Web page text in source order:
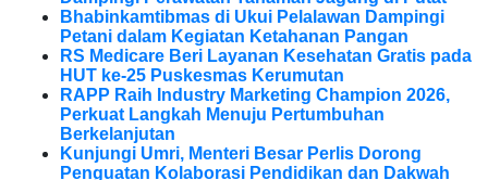
Bhabinkamtibmas di Ukui Pelalawan Dampingi
Petani dalam Kegiatan Ketahanan Pangan
RS Medicare Beri Layanan Kesehatan Gratis pada
HUT ke-25 Puskesmas Kerumutan
RAPP Raih Industry Marketing Champion 2026,
Perkuat Langkah Menuju Pertumbuhan
Berkelanjutan
Kunjungi Umri, Menteri Besar Perlis Dorong
Penguatan Kolaborasi Pendidikan dan Dakwah